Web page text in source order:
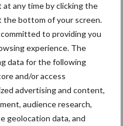
any time by clicking the
the bottom of your screen.
to providing you
experience. The
data for the following
and/or access
advertising and content,
audience research,
geolocation data, and
in het kader van het
Nederland. Het project
Unie, het MWIKE
en Overijssel.